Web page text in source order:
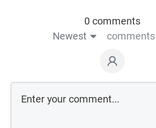
0 comments
Newest